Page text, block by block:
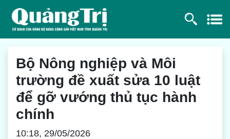
Bộ Nông nghiệp và Môi
trường đề xuất sửa 10 luật
để gỡ vướng thủ tục hành
chính
10:18, 29/05/2026